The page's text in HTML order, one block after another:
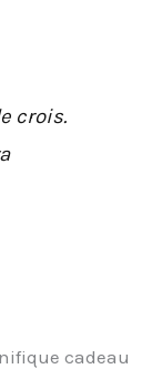
crois.
cadeau